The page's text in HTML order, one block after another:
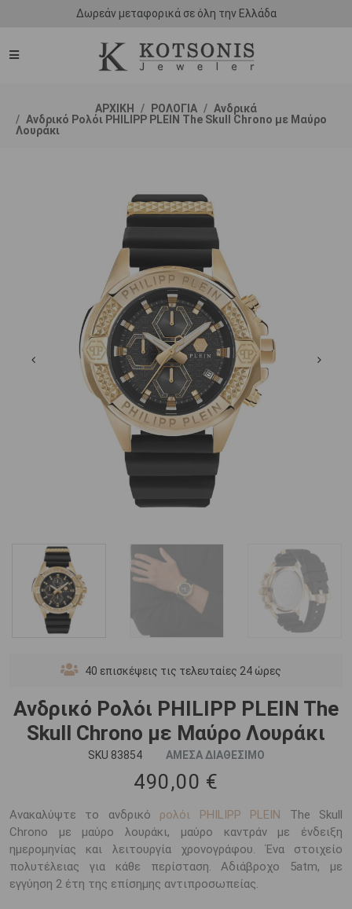
Δωρεάν μεταφορικά σε όλη την Ελλάδα
ΑΡΧΙΚΗ ΡΟΛΟΓΙΑ
Ανδρικά
Ανδρικό Ρολόι PHILIPP PLEIN The Skull Chrono με Μαύρο
Λουράκι
40 επισκέψεις τις τελευταίες 24 ώρες
Ανδρικό Ρολόι PHILIPP PLEIN The
Skull Chrono με Μαύρο Λουράκι
SKU 83854 ΑΜΕΣΑ ΔΙΑΘΕΣΙΜΟ
490,00 €
Ανακαλύψτε το ανδρικό ρολόι PHILIPP PLEIN The Skull
Chrono με μαύρο λουράκι, μαύρο καντράν με ένδειξη
ημερομηνίας και λειτουργία χρονογράφου. Ένα στοιχείο
πολυτέλειας για κάθε περίσταση. Αδιάβροχο 5atm, με
εγγύηση 2 έτη της επίσημης αντιπροσωπείας.